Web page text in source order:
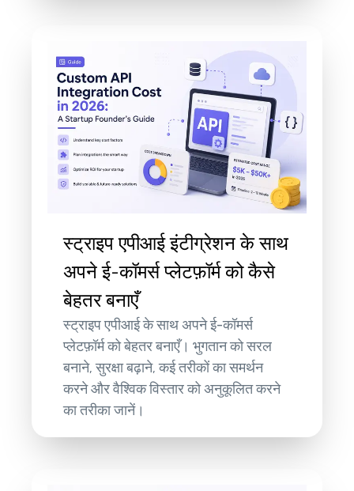
स्ट्राइप एपीआई इंटीग्रेशन के साथ
अपने ई-कॉमर्स प्लेटफ़ॉर्म को कैसे
बेहतर बनाएँ
स्ट्राइप एपीआई के साथ अपने ई-कॉमर्स
प्लेटफ़ॉर्म को बेहतर बनाएँ। भुगतान को सरल
बनाने, सुरक्षा बढ़ाने, कई तरीकों का समर्थन
करने और वैश्विक विस्तार को अनुकूलित करने
का तरीका जानें।